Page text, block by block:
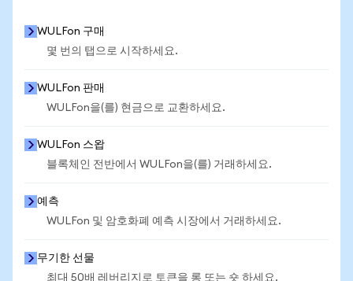
WULFon 구매
몇 번의 탭으로 시작하세요.
WULFon 판매
WULFon을(를) 현금으로 교환하세요.
WULFon 스왑
블록체인 전반에서 WULFon을(를) 거래하세요.
예측
WULFon 및 암호화폐 예측 시장에서 거래하세요.
무기한 선물
최대 50배 레버리지로 토큰을 롱 또는 숏 하세요.